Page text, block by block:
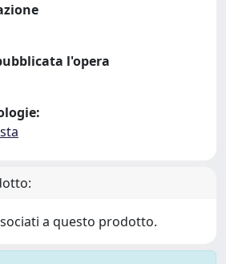
l'opera
a questo prodotto.